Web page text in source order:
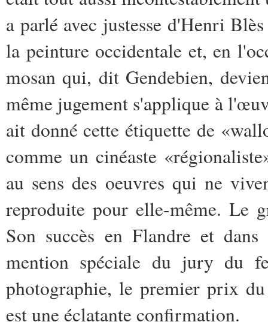
a parlé avec justesse d'Henri
la peinture occidentale et, en
mosan qui, dit Gendebien,
même jugement s'applique à
ait donné cette étiquette de
comme un cinéaste
au sens des oeuvres qui ne
reproduite pour elle-même. Le
Son succès en Flandre et
mention spéciale du jury du
photographie, le premier prix
est une éclatante confirmation.